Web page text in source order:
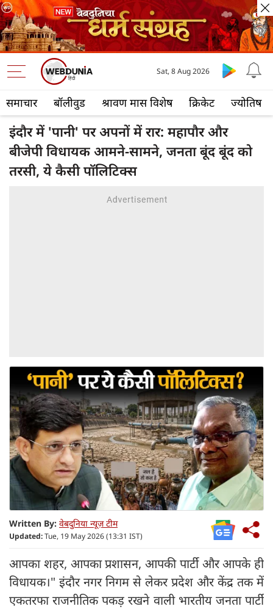
समाचार बॉलीवुड श्रावण मास विशेष क्रिकेट ज्योतिष
Sat, 8 Aug 2026
इंदौर में 'पानी' पर अपनों में रार: महापौर और
बीजेपी विधायक आमने-सामने, जनता बूंद बूंद को
तरसी, ये कैसी पॉलिटिक्‍स
Written By: वेबदुनिया न्यूज़ टीम
Updated:Tue, 19 May 2026 (13:31 IST)
आपका शहर, आपका प्रशासन, आपकी पार्टी और आपके ही
विधायक।" इंदौर नगर निगम से लेकर प्रदेश और केंद्र तक में
एकतरफा राजनीतिक पकड़ रखने वाली भारतीय जनता पार्टी